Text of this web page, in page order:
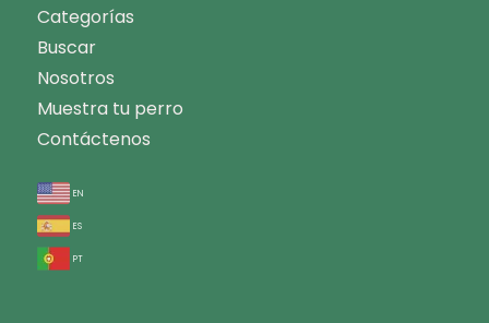
Categorías
Buscar
Nosotros
Muestra tu perro
Contáctenos
en
es
pt